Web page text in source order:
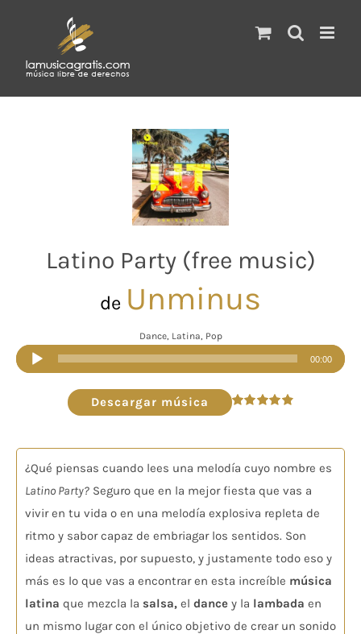
Latino Party (free music)
de Unminus
Dance, Latina, Pop
Reproductor
de
audio
00:00
Descargar música
¿Qué piensas cuando lees una melodía cuyo nombre es
Latino Party? Seguro que en la mejor fiesta que vas a
vivir en tu vida o en una melodía explosiva repleta de
ritmo y sabor capaz de embriagar los sentidos. Son
ideas atractivas, por supuesto, y justamente todo eso y
más es lo que vas a encontrar en esta increíble música
latina que mezcla la salsa, el dance y la lambada en
un mismo lugar con el único objetivo de crear un sonido